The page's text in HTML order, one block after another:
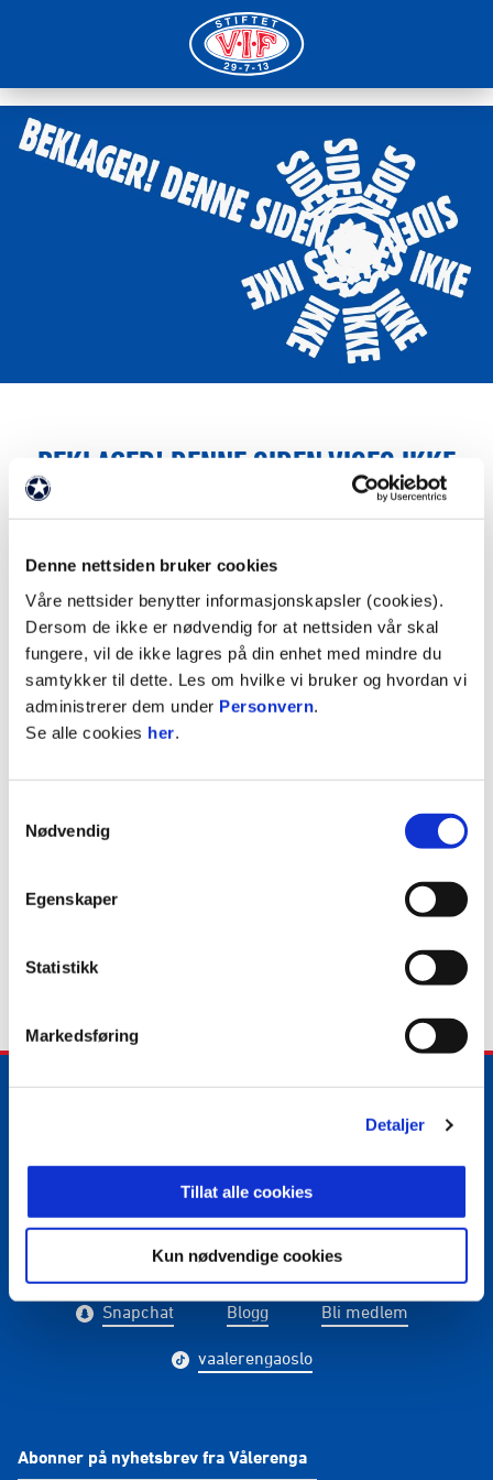
Denne nettsiden bruker cookies
Våre nettsider benytter informasjonskapsler (cookies).
Dersom de ikke er nødvendig for at nettsiden vår skal
fungere, vil de ikke lagres på din enhet med mindre du
samtykker til dette. Les om hvilke vi bruker og hvordan vi
administrerer dem under Personvern.
Se alle cookies her.
Nødvendig
Egenskaper
Statistikk
Markedsføring
Detaljer
Tillat alle cookies
Kun nødvendige cookies
BEKLAGER! DENNE SIDEN VISES IKKE
Vi har nettopp lagt om til nye nettsider. Det gjør at
en del sider ikke dukker opp i Google-søk. En del
gamle lenker vil ikke lenger peke til riktig side.
Dette er normalt og vil justere seg etterhvert som
Google indekserer sidene på nytt.
Dette er en ny medieplattform, og noen feil kan
med.
Vi beklager bryderiet og takker for din
tålmodighet.
Gå til forsiden
media@vif.no Kontakt oss
Facebook Instagram
Snapchat Blogg Bli medlem
vaalerengaoslo
Abonner på nyhetsbrev fra Vålerenga